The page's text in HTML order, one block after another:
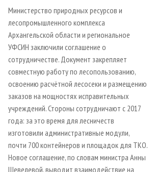
Министерство природных ресурсов и
лесопромышленного комплекса
Архангельской области и региональное
УФСИН заключили соглашение о
сотрудничестве. Документ закрепляет
совместную работу по лесопользованию,
освоению расчётной лесосеки и размещению
заказов на мощностях исправительных
учреждений. Стороны сотрудничают с 2017
года: за это время для лесничеств
изготовили административные модули,
почти 700 контейнеров и площадок для ТКО.
Новое соглашение, по словам министра Анны
Шевелевой, выводит взаимодействие на